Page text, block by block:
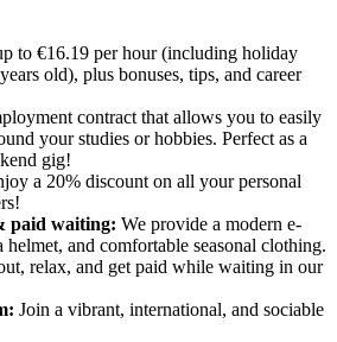
to €16.19 per hour (including holiday
old), plus bonuses, tips, and career
contract that allows you to easily
your studies or hobbies. Perfect as a
gig!
a 20% discount on all your personal
paid waiting: We provide a modern e-
helmet, and comfortable seasonal clothing.
relax, and get paid while waiting in our
Join a vibrant, international, and sociable